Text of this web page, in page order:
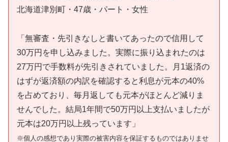
北海道津別町・47歳・パート・女性
「無審査・先引きなしと書いてあったので信用して
30万円を申し込みました。実際に振り込まれたのは
27万円で手数料が先引きされていました。月1返済の
はずが返済額の内訳を確認すると利息が元本の40%
を占めており、毎月返しても元本がほとんど減りま
せんでした。結局1年間で50万円以上支払いましたが
元本は20万円以上残っています」
※個人の感想であり実際の被害内容を保証するものではありませ